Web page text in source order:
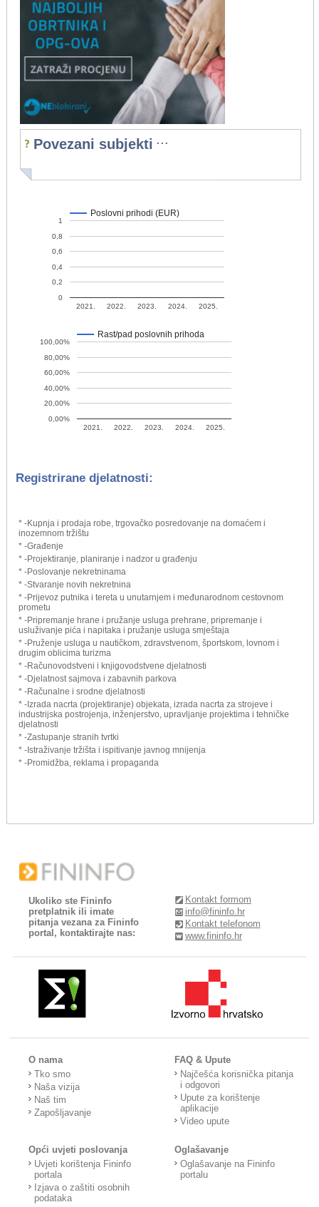
Povezani subjekti ...
Poslovni prihodi (EUR)
2021. 2022. 2023. 2024. 2025.
0
0,2
0,4
0,6
0,8
1
Rast/pad poslovnih prihoda
2021. 2022. 2023. 2024. 2025.
0,00%
20,00%
40,00%
60,00%
80,00%
100,00%
Registrirane djelatnosti:
* -Kupnja i prodaja robe, trgovačko posredovanje na domaćem i
inozemnom tržištu
* -Građenje
* -Projektiranje, planiranje i nadzor u građenju
* -Poslovanje nekretninama
* -Stvaranje novih nekretnina
* -Prijevoz putnika i tereta u unutarnjem i međunarodnom cestovnom
prometu
* -Pripremanje hrane i pružanje usluga prehrane, pripremanje i
usluživanje pića i napitaka i pružanje usluga smještaja
* -Pruženje usluga u nautičkom, zdravstvenom, športskom, lovnom i
drugim oblicima turizma
* -Računovodstveni i knjigovodstvene djelatnosti
* -Djelatnost sajmova i zabavnih parkova
* -Računalne i srodne djelatnosti
* -Izrada nacrta (projektiranje) objekata, izrada nacrta za strojeve i
industrijska postrojenja, inženjerstvo, upravljanje projektima i tehničke
djelatnosti
* -Zastupanje stranih tvrtki
* -Istraživanje tržišta i ispitivanje javnog mnijenja
* -Promidžba, reklama i propaganda
Ukoliko ste Fininfo
pretplatnik ili imate
pitanja vezana za Fininfo
portal, kontaktirajte nas:
Kontakt formom
info@fininfo.hr
Kontakt telefonom
www.fininfo.hr
O nama
Tko smo
Naša vizija
Naš tim
Zapošljavanje
FAQ & Upute
Najčešća korisnička pitanja
i odgovori
Upute za korištenje
aplikacije
Video upute
Opći uvjeti poslovanja
Uvjeti korištenja Fininfo
portala
Izjava o zaštiti osobnih
podataka
Oglašavanje
Oglašavanje na Fininfo
portalu